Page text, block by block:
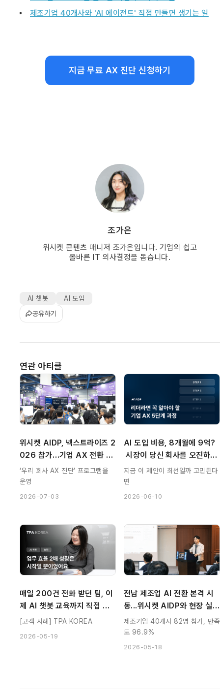
제조기업 40개사와 'AI 에이전트' 직접 만들면 생기는 일
지금 무료 AX 진단 신청하기
조가은
위시켓 콘텐츠 매니저 조가은입니다. 기업의 쉽고
올바른 IT 의사결정을 돕습니다.
AI 챗봇
AI 도입
공유하기
연관 아티클
위시켓 AIDP, 넥스트라이즈 2
026 참가…기업 AX 전환 실
행 전략 소개
‘우리 회사 AX 진단’ 프로그램을
운영
2026-07-03
AI 도입 비용, 8개월에 9억?
시장이 당신 회사를 오진하는
법
지금 이 제안이 최선일까 고민된다
면
2026-06-10
매일 200건 전화 받던 팀, 이
제 AI 챗봇 교육까지 직접 합
니다 | 위시켓 AIDP 고객 사
[고객 사례] TPA KOREA
2026-05-19
전남 제조업 AI 전환 본격 시
동...위시켓 AIDP와 현장 실습
형 교육 성료
제조기업 40개사 82명 참가, 만족
도 96.9%
2026-05-18